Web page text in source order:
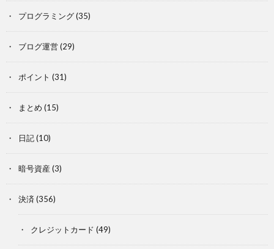
プログラミング(35)
ブログ運営(29)
ポイント (31)
まとめ (15)
日記(10)
暗号資産 (3)
決済 (356)
クレジットカード (49)